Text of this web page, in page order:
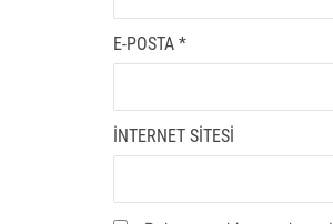
E-POSTA *
İNTERNET SITESI